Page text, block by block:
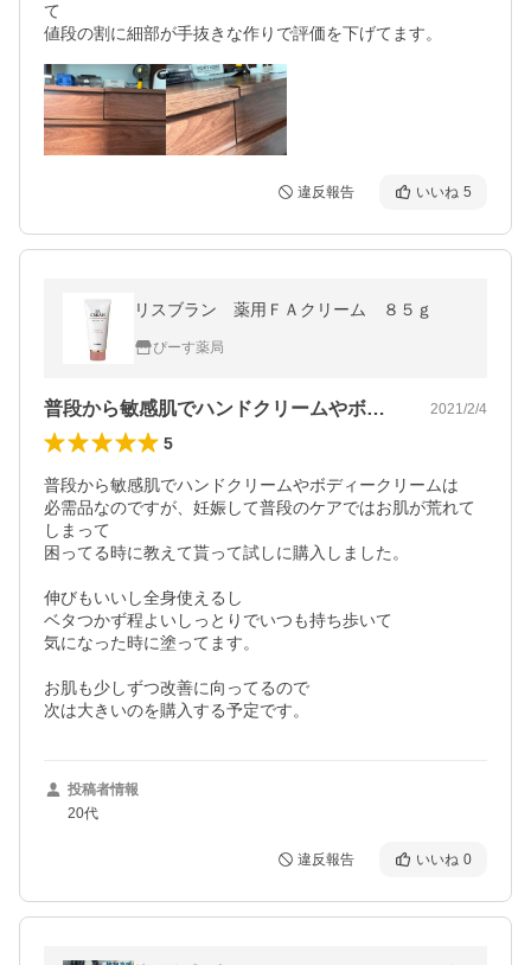
て
値段の割に細部が手抜きな作りで評価を下げてます。
違反報告 いいね 5
リスブラン 薬用ＦＡクリーム ８５ｇ
ぴーす薬局
普段から敏感肌でハンドクリームやボディ… 2021/2/4
5
普段から敏感肌でハンドクリームやボディークリームは
必需品なのですが、妊娠して普段のケアではお肌が荒れて
しまって
困ってる時に教えて貰って試しに購入しました。
伸びもいいし全身使えるし
ベタつかず程よいしっとりでいつも持ち歩いて
気になった時に塗ってます。
お肌も少しずつ改善に向ってるので
次は大きいのを購入する予定です。
投稿者情報
20代
違反報告 いいね 0